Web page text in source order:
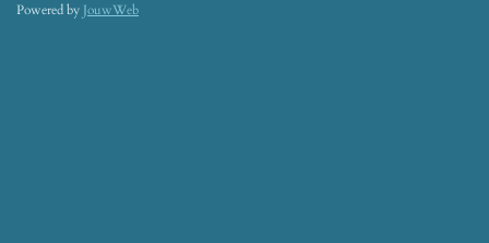
Powered by JouwWeb